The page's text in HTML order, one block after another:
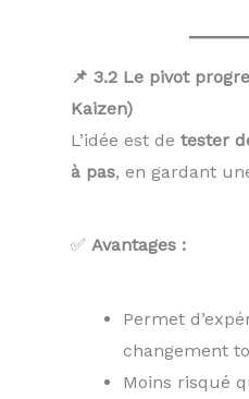
📌 3.2 Le pivot
Kaizen)
L’idée est de tester
à pas, en gardant
✅ Avantages :
Permet
changement
Moins risqué